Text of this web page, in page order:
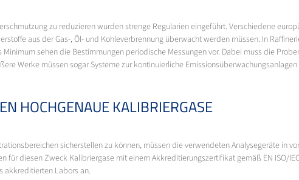
zu reduzieren wurden strenge Regularien eingeführt. Verschiedene
aus der Gas-, Öl- und Kohleverbrennung überwacht werden müssen. In
sehen die Bestimmungen periodische Messungen vor. Dabei muss die
Werke müssen sogar Systeme zur kontinuierliche
HOCHGENAUE KALIBRIERGASE
sicherstellen zu können, müssen die verwendeten Analysegeräte in
für diesen Zweck Kalibriergase mit einem Akkreditierungszertifikat gemäß EN ISO/
akkreditierten Labors an.